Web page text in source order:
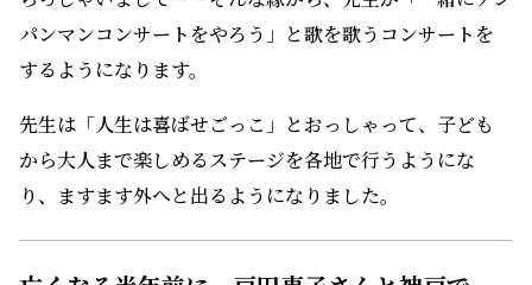
パンマンコンサートをやろう」と歌を歌うコンサートを
するようになります。
先生は「人生は喜ばせごっこ」とおっしゃって、子ども
から大人まで楽しめるステージを各地で行うようにな
り、ますます外へと出るようになりました。